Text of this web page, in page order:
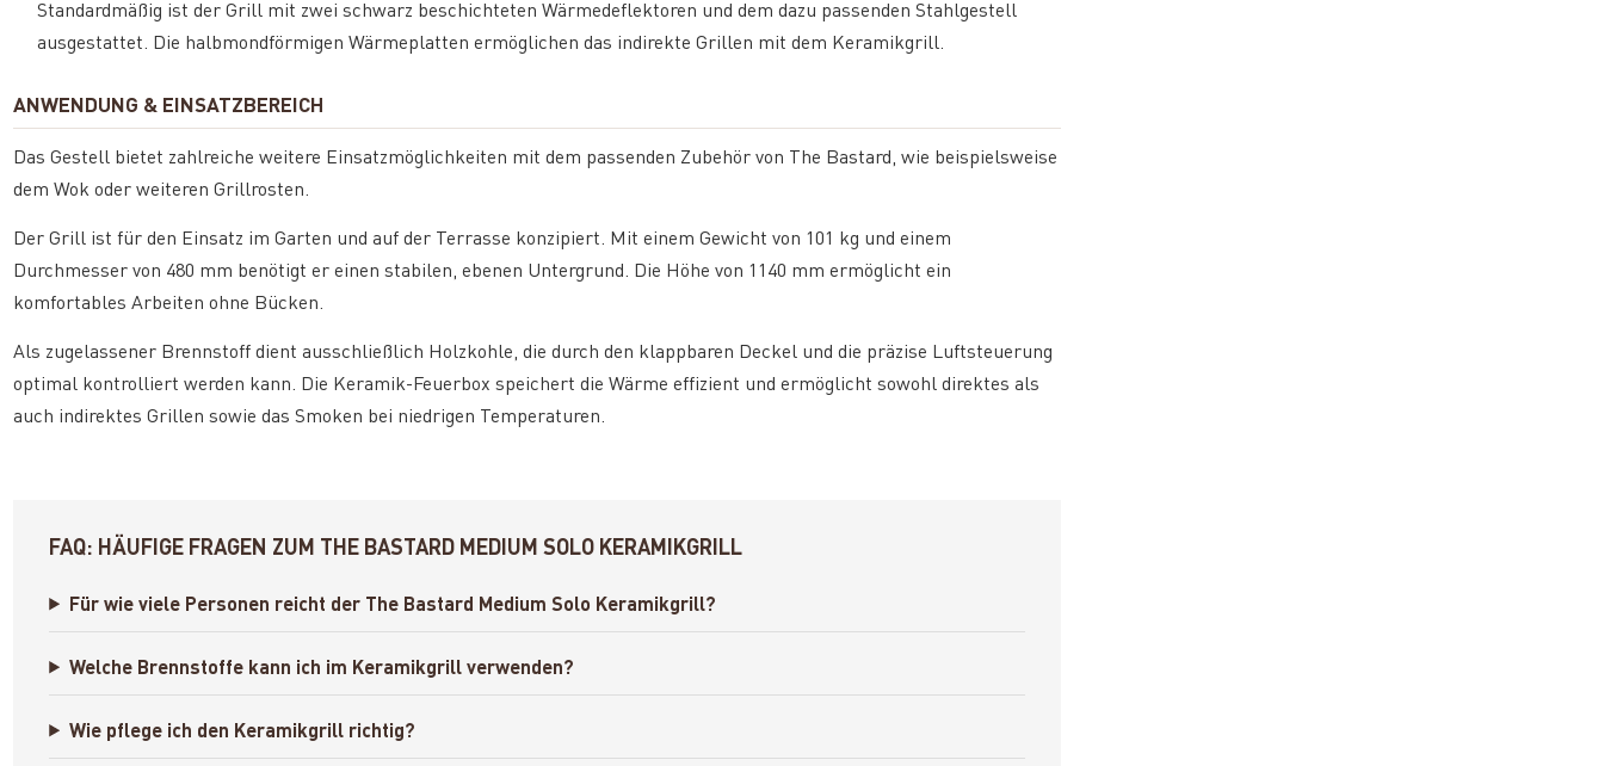
Standardmäßig ist der Grill mit zwei schwarz beschichteten Wärmedeflektoren und dem dazu passenden Stahlgestell
ausgestattet. Die halbmondförmigen Wärmeplatten ermöglichen das indirekte Grillen mit dem Keramikgrill.
ANWENDUNG & EINSATZBEREICH
Das Gestell bietet zahlreiche weitere Einsatzmöglichkeiten mit dem passenden Zubehör von The Bastard, wie beispielsweise
dem Wok oder weiteren Grillrosten.
Der Grill ist für den Einsatz im Garten und auf der Terrasse konzipiert. Mit einem Gewicht von 101 kg und einem
Durchmesser von 480 mm benötigt er einen stabilen, ebenen Untergrund. Die Höhe von 1140 mm ermöglicht ein
komfortables Arbeiten ohne Bücken.
Als zugelassener Brennstoff dient ausschließlich Holzkohle, die durch den klappbaren Deckel und die präzise Luftsteuerung
optimal kontrolliert werden kann. Die Keramik-Feuerbox speichert die Wärme effizient und ermöglicht sowohl direktes als
auch indirektes Grillen sowie das Smoken bei niedrigen Temperaturen.
FAQ: HÄUFIGE FRAGEN ZUM THE BASTARD MEDIUM SOLO KERAMIKGRILL
Für wie viele Personen reicht der The Bastard Medium Solo Keramikgrill?
Welche Brennstoffe kann ich im Keramikgrill verwenden?
Wie pflege ich den Keramikgrill richtig?